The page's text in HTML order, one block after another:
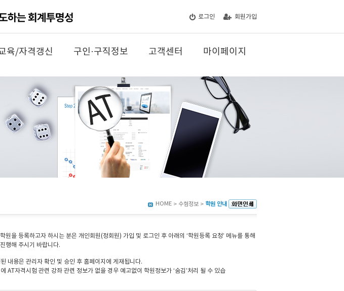
로그인 회원가입
육/자격갱신 구인·구직정보 고객센터 마이페이지
HOME > 수험정보 > 학원 안내
원을 등록하고자 하시는 분은 개인회원(정회원) 가입 및 로그인 후 아래의 ‘학원등록 요청’ 메뉴를 통해
행해 주시기 바랍니다.
내용은 관리자 확인 및 승인 후 홈페이지에 게재됩니다.
AT자격시험 관련 강좌 관련 정보가 없을 경우 예고없이 학원정보가 ‘숨김’처리 될 수 있습